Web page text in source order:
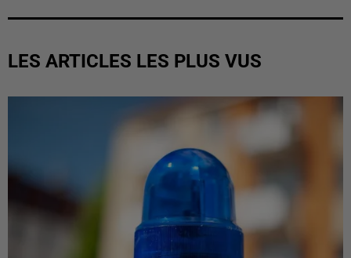
LES ARTICLES LES PLUS VUS